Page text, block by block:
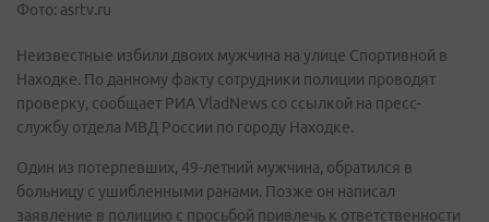
Фото: asrtv.ru
Неизвестные избили двоих мужчина на улице Спортивной в
Находке. По данному факту сотрудники полиции проводят
проверку, сообщает РИА VladNews со ссылкой на пресс-
службу отдела МВД России по городу Находке.
Один из потерпевших, 49-летний мужчина, обратился в
больницу с ушибленными ранами. Позже он написал
заявление в полицию с просьбой привлечь к ответственности